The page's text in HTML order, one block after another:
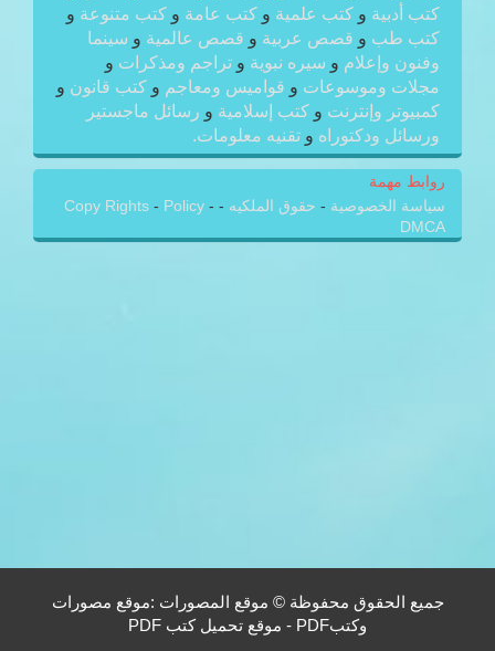
كتب أدبية و كتب علمية و كتب عامة و كتب متنوعة و
كتب طب و قصص عربية و قصص عالمية و سينما
وفنون وإعلام و سيره نبوية و تراجم ومذكرات و
مجلات وموسوعات و قواميس ومعاجم و كتب قانون و
كمبيوتر وإنترنت و كتب إسلامية و رسائل ماجستير
ورسائل ودكتوراه و تقنيه معلومات.
روابط مهمة
سياسة الخصوصية - حقوق الملكيه -
Copy Rights - Policy -
DMCA
جميع الحقوق محفوظة © موقع المصورات :موقع مصورات
وكتبPDF - موقع تحميل كتب PDF